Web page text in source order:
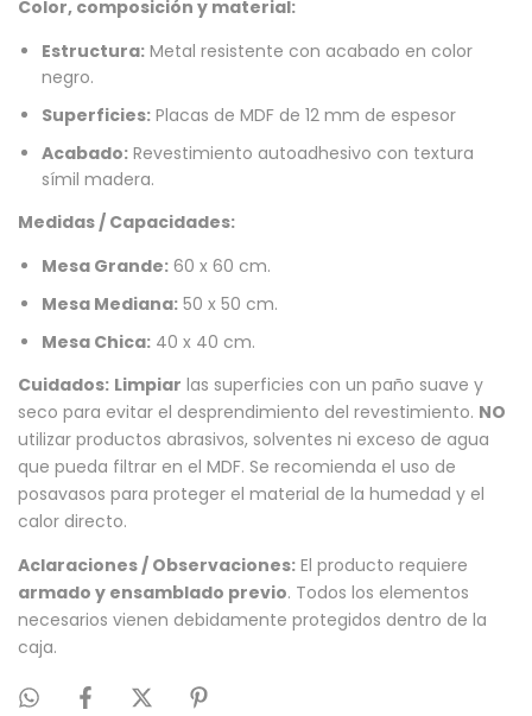
Color, composición y material:
Estructura: Metal resistente con acabado en color
negro.
Superficies: Placas de MDF de 12 mm de espesor
Acabado: Revestimiento autoadhesivo con textura
símil madera.
Medidas / Capacidades:
Mesa Grande: 60 x 60 cm.
Mesa Mediana: 50 x 50 cm.
Mesa Chica: 40 x 40 cm.
Cuidados: Limpiar las superficies con un paño suave y
seco para evitar el desprendimiento del revestimiento. NO
utilizar productos abrasivos, solventes ni exceso de agua
que pueda filtrar en el MDF. Se recomienda el uso de
posavasos para proteger el material de la humedad y el
calor directo.
Aclaraciones / Observaciones: El producto requiere
armado y ensamblado previo. Todos los elementos
necesarios vienen debidamente protegidos dentro de la
caja.